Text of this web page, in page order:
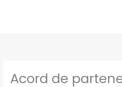
Acord de